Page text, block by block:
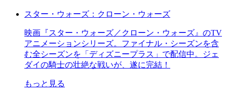
スター・ウォーズ：クローン・ウォーズ
映画『スター・ウォーズ／クローン・ウォーズ』のTV
アニメーションシリーズ。ファイナル・シーズンを含
む全シーズンを「ディズニープラス」で配信中。ジェ
ダイの騎士の壮絶な戦いが、遂に完結！
もっと見る